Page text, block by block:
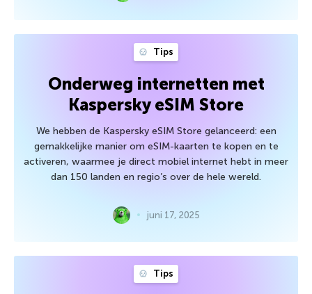
Tips
Onderweg internetten met
Kaspersky eSIM Store
We hebben de Kaspersky eSIM Store gelanceerd: een
gemakkelijke manier om eSIM-kaarten te kopen en te
activeren, waarmee je direct mobiel internet hebt in meer
dan 150 landen en regio’s over de hele wereld.
juni 17, 2025
Tips